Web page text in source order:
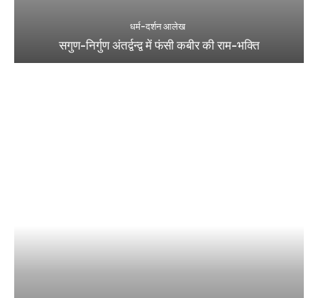
धर्म-दर्शन आलेख
सगुण-निर्गुण अंतर्द्वन्द्व में फंसी कबीर की राम-भक्ति